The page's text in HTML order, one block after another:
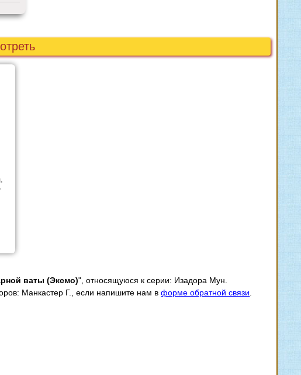
ваты (Эксмо)", относящуюся к серии: Изадора Мун.
Манкастер Г., если напишите нам вформе обратной связи.